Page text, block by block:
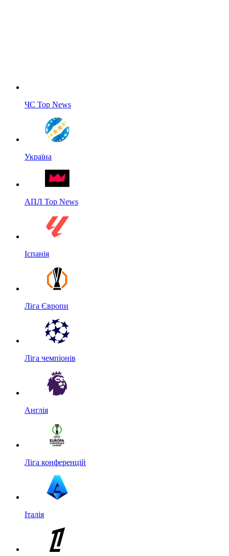
ЧС Top News
Україна
АПЛ Top News
Іспанія
Ліга Європи
Ліга чемпіонів
Англія
Ліга конференцій
Італія